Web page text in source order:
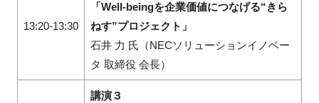
13:20-13:30
「Well-beingを企業価値につなげる“きら
ねす”プロジェクト」
石井 力 氏（NECソリューションイノベー
タ 取締役 会長）
講演３